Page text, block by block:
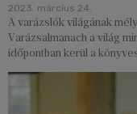
2023. március 24.
A varázslók világának
Varázsalmanach a világ
időpontban kerül a